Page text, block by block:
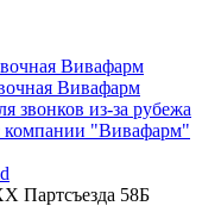
Вивафарм
Вивафарм
звонков из-за рубежа
"Вивафарм"
Партсъезда 58Б